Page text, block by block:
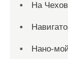
На
Нано-